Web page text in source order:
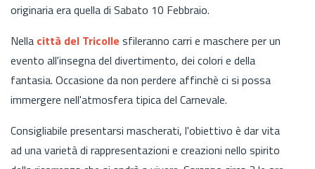
originaria era quella di Sabato 10 Febbraio.
Nella città del Tricolle sfileranno carri e maschere per un
evento all'insegna del divertimento, dei colori e della
fantasia. Occasione da non perdere affinchè ci si possa
immergere nell'atmosfera tipica del Carnevale.
Consigliabile presentarsi mascherati, l'obiettivo è dar vita
ad una varietà di rappresentazioni e creazioni nello spirito